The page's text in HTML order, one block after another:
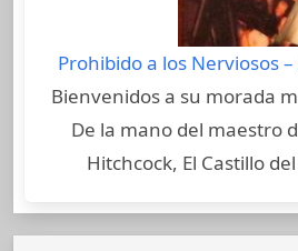
Prohibido a los Nerviosos
Bienvenidos a su morada
De la mano del maestro
Hitchcock, El Castillo